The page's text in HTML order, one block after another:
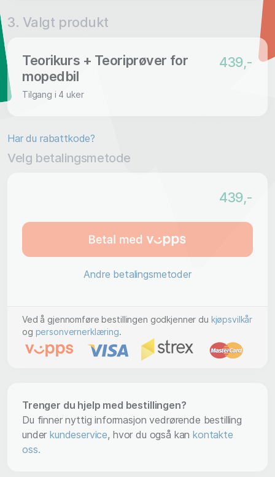
3. Valgt produkt
Teorikurs + Teoriprøver for
mopedbil
Tilgang i 4 uker
439,-
Har du rabattkode?
Velg betalingsmetode
Andre betalingsmetoder
439,-
Ved å gjennomføre bestillingen godkjenner du kjøpsvilkår
og personvernerklæring.
Trenger du hjelp med bestillingen?
Du finner nyttig informasjon vedrørende bestilling
underkundeservice, hvor du også kankontakte
oss.